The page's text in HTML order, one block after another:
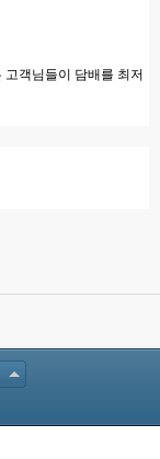
객님들이 담배를 최저